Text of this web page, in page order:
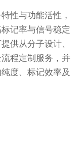
性与功能活性，
记率与信号稳定
供从分子设计、
程定制服务，并
度、标记效率及